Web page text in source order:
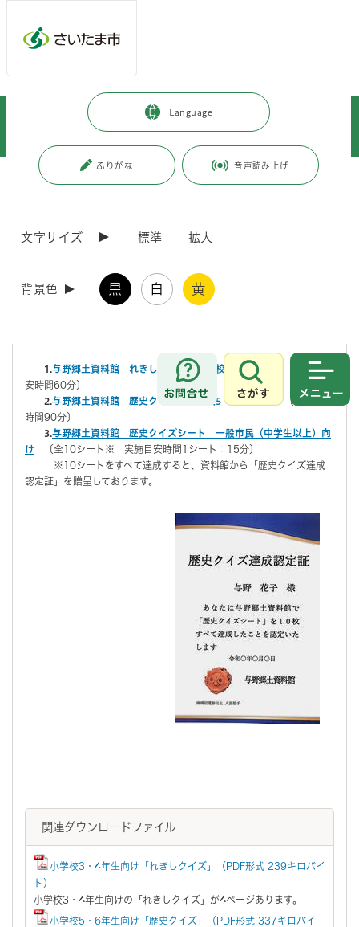
Language
ふりがな 音声読み上げ
文字サイズ 標準 拡大
背景色 黒 白 黄
お問合せ
さがす
観光・スポーツ・文化 > 文化・芸術
> 学習利用・体験学習
更新日付：2025年6月6日 / ページ番号：C086602
ズ」には、小学生向けと一般市民（中学生以上）向けがあります。この
「歴史クイズ」にチャレンジして、あなたも与野についての歴史学者を
目指してください。
1. 与野郷土資料館 れきしクイズ 小学校3・4年生向け
〔実施目
安時間60分〕
2. 与野郷土資料館 歴史クイズ 小学校5・6年生向け
〔実施目安
時間90分〕
3. 与野郷土資料館 歴史クイズシート 一般市民（中学生以上）向
け
〔全10シート※ 実施目安時間1シート：15分〕
※10シートをすべて達成すると、資料館から「歴史クイズ達成
認定証」を贈呈しております。
関連ダウンロードファイル
小学校3・4年生向け「れきしクイズ」（PDF形式 239キロバイ
ト）
小学校3・4年生向けの「れきしクイズ」が4ページあります。
小学校5・6年生向け「歴史クイズ」（PDF形式 337キロバイ